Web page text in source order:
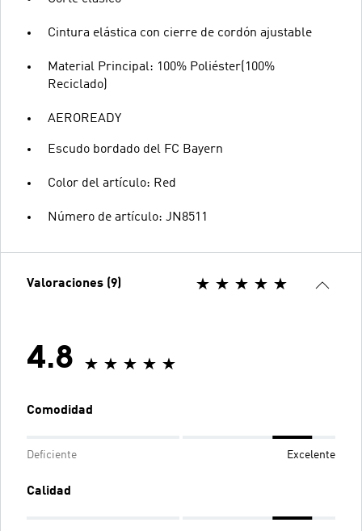
Cintura elástica con cierre de cordón ajustable
Material Principal: 100% Poliéster(100%
Reciclado)
AEROREADY
Escudo bordado del FC Bayern
Color del artículo: Red
Número de artículo: JN8511
Valoraciones (9)
4.8
Comodidad
Deficiente Excelente
Calidad